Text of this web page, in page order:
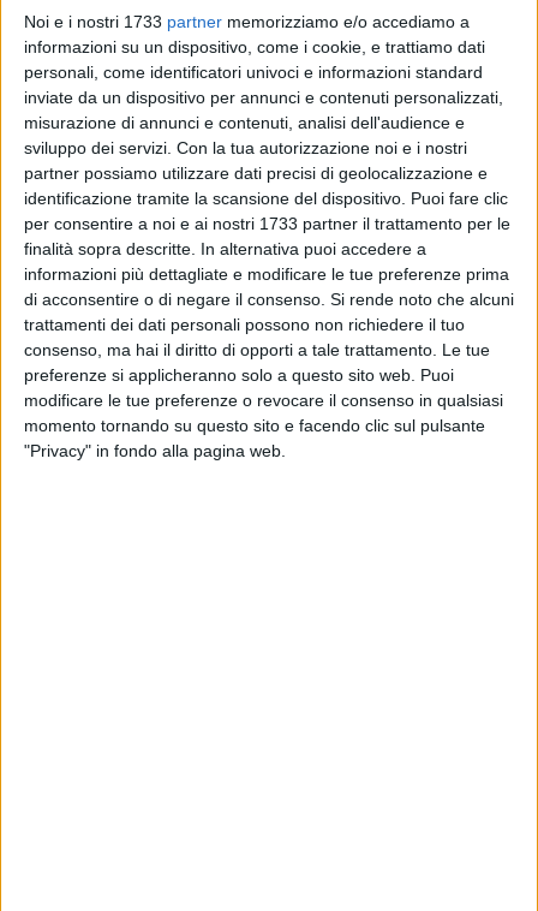
Noi e i nostri 1733 partner memorizziamo e/o accediamo a
informazioni su un dispositivo, come i cookie, e trattiamo dati
personali, come identificatori univoci e informazioni standard
inviate da un dispositivo per annunci e contenuti personalizzati,
misurazione di annunci e contenuti, analisi dell'audience e
sviluppo dei servizi. Con la tua autorizzazione noi e i nostri
partner possiamo utilizzare dati precisi di geolocalizzazione e
identificazione tramite la scansione del dispositivo. Puoi fare clic
per consentire a noi e ai nostri 1733 partner il trattamento per le
finalità sopra descritte. In alternativa puoi accedere a
informazioni più dettagliate e modificare le tue preferenze prima
di acconsentire o di negare il consenso. Si rende noto che alcuni
trattamenti dei dati personali possono non richiedere il tuo
consenso, ma hai il diritto di opporti a tale trattamento. Le tue
preferenze si applicheranno solo a questo sito web. Puoi
modificare le tue preferenze o revocare il consenso in qualsiasi
momento tornando su questo sito e facendo clic sul pulsante
"Privacy" in fondo alla pagina web.
Un forte e prolungato temporale ha interessato Giovinazzo
ed il nord barese nelle scorse ore. Poco dopo le 14.00 è
caduta una quantità di pioggia notevole, mai scesa negli
ultimi mesi.
Epiazza Vittorio Emanuele IIsi è allagata, con l'acqua che
ha superato il livello dei marciapiedi ed in alcuni casi è
penetrata nelle auto in sosta. Tanto lo spavento anche di
alcuni esercenti (la foto in home e del proprietario del
Manuelito Bar) che hanno visto i loro gazebo e la soglia dei
loro locali invase da acqua e fango.
Per fortuna non si sono registrati danni ben peggiori ma
sotto accusa è lapulizia delle caditoie lungo l'intero
perimetro,sebbene la pioggia sia stata davvero abbondante
in un lasso temporale breve.